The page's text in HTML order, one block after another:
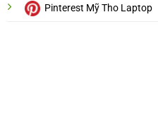
Pinterest Mỹ Tho Laptop